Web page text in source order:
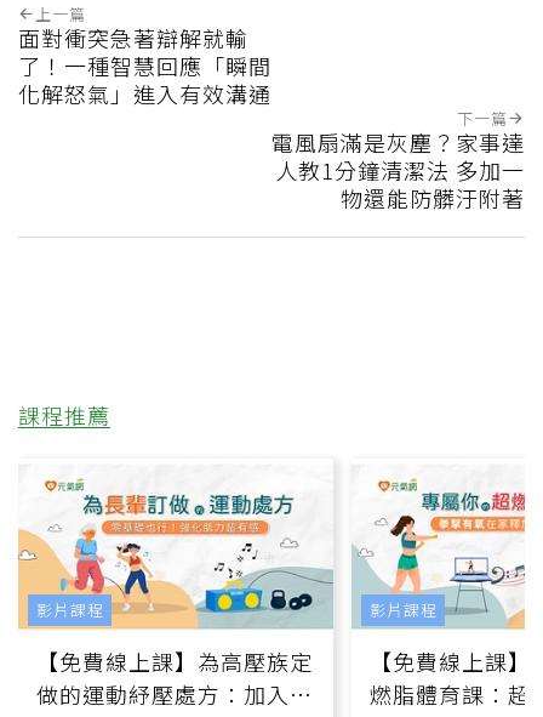
上一篇
面對衝突急著辯解就輸
了！一種智慧回應「瞬間
化解怒氣」進入有效溝通
下一篇
電風扇滿是灰塵？家事達
人教1分鐘清潔法 多加一
物還能防髒汙附著
課程推薦
【免費線上課】為高壓族定
做的運動紓壓處方：加入行
影片課程
【免費線上課
燃脂體育課：超
影片課程